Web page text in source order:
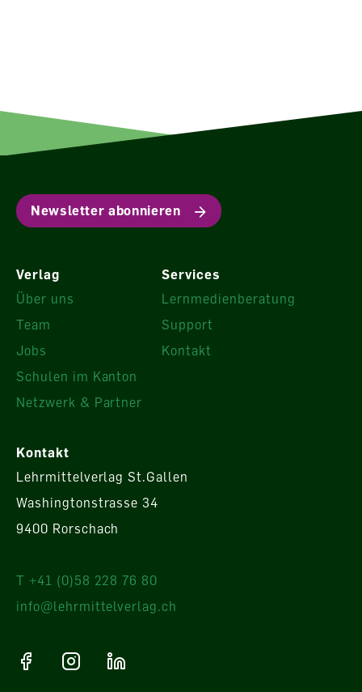
Newsletter abonnieren
Verlag
Über uns
Team
Jobs
Schulen im Kanton
Netzwerk & Partner
Services
Lernmedienberatung
Support
Kontakt
Kontakt
Lehrmittelverlag St.Gallen
Washingtonstrasse 34
9400 Rorschach
T +41 (0)58 228 76 80
info@lehrmittelverlag.ch